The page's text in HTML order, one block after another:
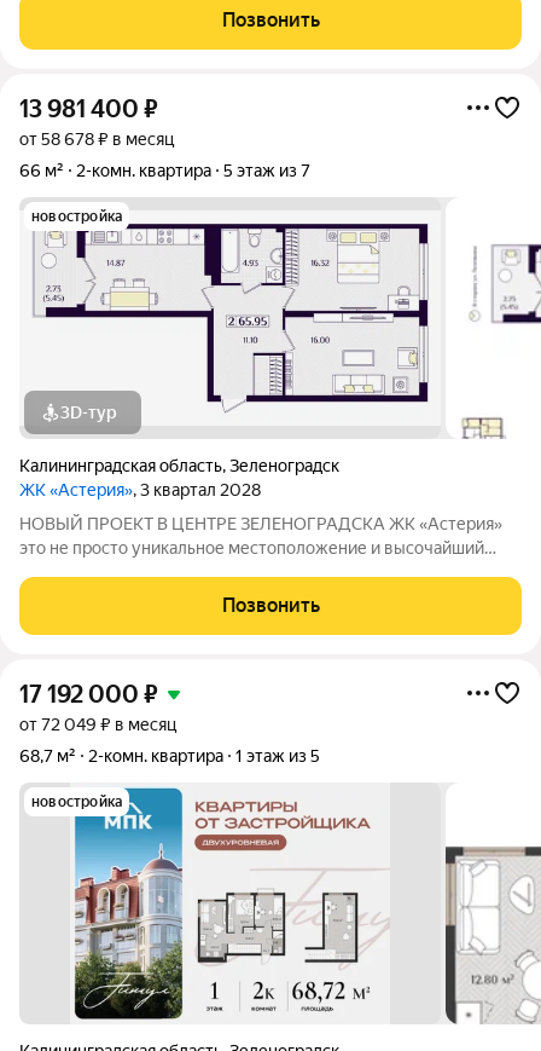
Здание имеет высокий класс энерго эффективности «В».
Горячее водоснабжение жилого дома
Позвонить
13 981 400 ₽
от 58 678 ₽ в месяц
66 м²
2-комн. квартира 5 этаж из 7
новостройка
3D-тур
Калининградская область,Зеленоградск
ЖК «Астерия», 3 квартал 2028
НОВЫЙ ПРОЕКТ В ЦЕНТРЕ ЗЕЛЕНОГРАДСКА ЖК «Астерия»
это не просто уникальное местоположение и высочайший
новые безграничные возможности. Комплекс расположен в
самом сердце города, что дает его
Позвонить
17 192 000 ₽
от 72 049 ₽ в месяц
68,7 м²
2-комн. квартира 1 этаж из 5
новостройка